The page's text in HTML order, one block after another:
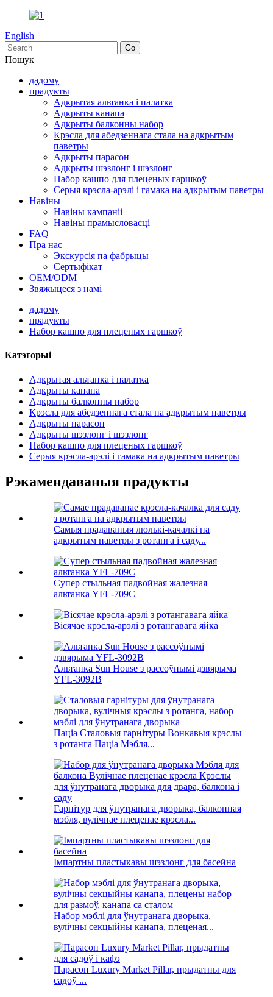
English
Пошук
дадому
прадукты
Адкрытая альтанка і палатка
Адкрыты канапа
Адкрыты балконны набор
Крэсла для абедзеннага стала на адкрытым
паветры
Адкрыты парасон
Адкрыты шэзлонг і шэзлонг
Набор кашпо для плеценых гаршкоў
Серыя крэсла-арэлі і гамака на адкрытым паветры
Навіны
Навіны кампаніі
Навіны прамысловасці
FAQ
Пра нас
Экскурсія па фабрыцы
Сертыфікат
OEM/ODM
Звяжыцеся з намі
дадому
прадукты
Набор кашпо для плеценых гаршкоў
Катэгорыі
Адкрытая альтанка і палатка
Адкрыты канапа
Адкрыты балконны набор
Крэсла для абедзеннага стала на адкрытым паветры
Адкрыты парасон
Адкрыты шэзлонг і шэзлонг
Набор кашпо для плеценых гаршкоў
Серыя крэсла-арэлі і гамака на адкрытым паветры
Рэкамендаваныя прадукты
Самыя прадаваныя люлькі-качалкі на
адкрытым паветры з ротанга і саду...
Супер стыльная падвойная жалезная
альтанка YFL-709C
Вісячае крэсла-арэлі з ротангавага яйка
Альтанка Sun House з рассоўнымі дзвярыма
YFL-3092B
Паціа Сталовыя гарнітуры Вонкавыя крэслы
з ротанга Паціа Мэбля...
Гарнітур для ўнутранага дворыка, балконная
мэбля, вулічнае плеценае крэсла...
Імпартны пластыкавы шэзлонг для басейна
Набор мэблі для ўнутранага дворыка,
вулічны секцыйны канапа, плеценая...
Парасон Luxury Market Pillar, прыдатны для
садоў ...